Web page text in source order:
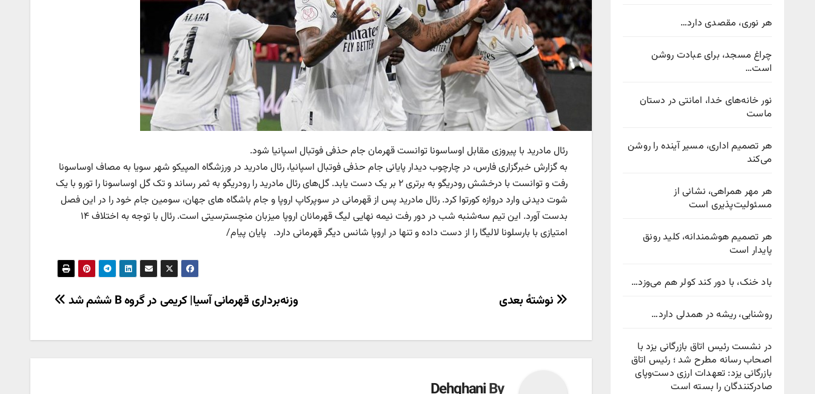
هر نوری، مقصدی دارد…
چراغ مسجد، برای عبادت روشن
است…
نور خانه‌های خدا، امانتی در دستان
ماست
هر تصمیم اداری، مسیر آینده را روشن
می‌کند
هر مهر همراهی، نشانی از
مسئولیت‌پذیری است
هر تصمیم هوشمندانه، کلید رونق
پایدار است
باد خنک، با دور کند کولر هم می‌وزد…
روشنایی، ریشه در همدلی دارد…
در نشست رئیس اتاق بازرگانی یزد با
اصحاب رسانه مطرح شد ؛ رئیس اتاق
بازرگانی یزد: تعهدات ارزی دست‌وپای
صادرکنندگان را بسته است
رئال مادرید با پیروزی مقابل اوساسونا توانست قهرمان جام حذفی فوتبال اسپانیا شود.
به گزارش خبرگزاری فارس، در چارچوب دیدار پایانی جام حذفی فوتبال اسپانیا، رئال مادرید در ورزشگاه المپیکو شهر سویا به مصاف اوساسونا
رفت و توانست با درخشش رودریگو به برتری ۲ بر یک دست یابد. گل‌های رئال مادرید را رودریگو به ثمر رساند و تک گل اوساسونا را تورو با یک
شوت دیدنی وارد دروازه کورتوا کرد. رئال مادرید پس از قهرمانی در سوپرکاپ اروپا و جام باشگاه های جهان، سومین جام خود را در این فصل
بدست آورد. این تیم سه‌شنبه شب در دور رفت نیمه نهایی لیگ قهرمانان اروپا میزبان منچسترسیتی است. رئال با توجه به اختلاف ۱۴
امتیازی با بارسلونا لالیگا را از دست داده و تنها در اروپا شانس دیگر قهرمانی دارد. پایان پیام/
راهبری
وزنه‌برداری قهرمانی آسیا| کریمی در گروه B ششم شد نوشتهٔ بعدی